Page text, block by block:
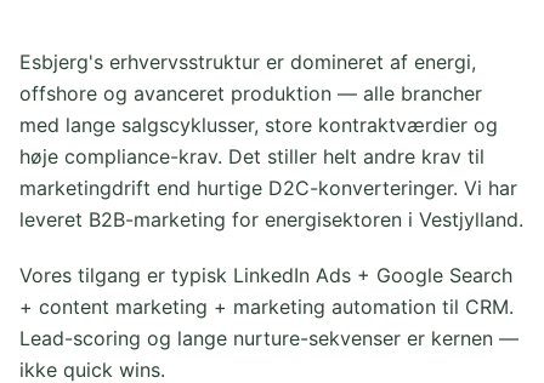
Esbjerg's erhvervsstruktur er domineret af energi,
offshore og avanceret produktion — alle brancher
med lange salgscyklusser, store kontraktværdier og
høje compliance-krav. Det stiller helt andre krav til
marketingdrift end hurtige D2C-konverteringer. Vi har
leveret B2B-marketing for energisektoren i Vestjylland.
Vores tilgang er typisk LinkedIn Ads + Google Search
+ content marketing + marketing automation til CRM.
Lead-scoring og lange nurture-sekvenser er kernen —
ikke quick wins.